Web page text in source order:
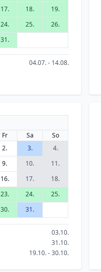
17. 18.
19.
24. 25.
26.
31.
04.07. - 14.08.
Fr Sa
So
2. 3.
4.
9. 10.
11.
16. 17.
18.
23. 24.
25.
30. 31.
03.10.
31.10.
19.10. - 30.10.